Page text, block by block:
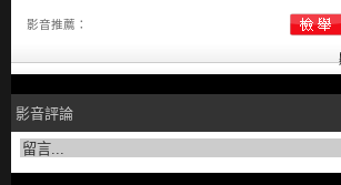
影音推薦：
影音評論